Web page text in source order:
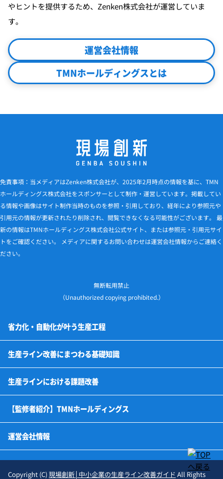
やヒントを提供するため、Zenken株式会社が運営していま
す。
運営会社情報
TMNホールディングスとは
免責事項：当メディアはZenken株式会社が、2025年2月時点の情報を基に、TMN
ホールディングス株式会社をスポンサーとして制作・運営しています。掲載してい
る情報や画像はサイト制作当時のものを参照・引用しており、経年により参照元や
引用元の情報が更新されたり削除され、閲覧できなくなる可能性がございます。 最
新の情報はTMNホールディングス株式会社公式サイト、または参照元・引用元サイ
トをご確認ください。 メディアに関するお問い合わせは運営会社情報からご連絡く
ださい。
無断転用禁止
（Unauthorized copying prohibited.）
省力化・自動化が叶う生産工程
形状加工の自動化
塗装・洗浄の自動化
組立の自動化
部品供給の自動化
検査の自動化
梱包の自動化
搬送の自動化
圧入の自動化
板金の自動化
計量の自動化
部品選別の自動化
生産ライン改善にまつわる基礎知識
チョコ停とは？発生原因と改善方法を解説
工場における人手不足の原因とは？
ボトルネック工程の見つけ方
生産ライン改善コンサル
生産ラインとは？
生産ラインを自動化する目的とポイント
生産ラインを自動化するメリット・デメリット
生産ラインを自動化する際の注意点
生産ライン改善点を見つける工場診断
生産ラインと製造ラインの違い
トヨタ生産方式（TPS）からみる生産ライン改善
生産ラインの種類と構成要素
生産ラインのレイアウト設計
生産ラインにおける課題改善
工場における作業のばらつき
不良品率の改善方法
生産ラインの教育不足
生産ラインの異物混入対策
生産ラインの発注過多
生産ラインの棚卸誤差
生産ラインのピッキングミス
生産ラインの受入検査仕様誤解
生産ラインのトレーサビリティ欠落
生産ラインの測定データ入力ミス
生産ラインの合否判定ミス
生産ラインの在庫引当ミス
生産ラインのラベル貼付先間違い
生産ラインの品番取り違え
生産ラインの標準書未整備
生産ラインの設定値誤入力
生産ラインの型替えミス
生産ラインのトルク不足
生産ラインの手順逸脱
生産ラインの逆挿入
生産ラインの照明不足
生産ラインの教育不足
生産ラインに潜む「無駄な作業」
【監修者紹介】TMNホールディングス
運営会社情報
Copyright (C)現場創新│中小企業の生産ライン改善ガイド All Rights